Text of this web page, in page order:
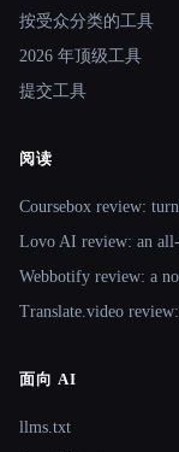
按受众分类的工具
2026 年顶级工具
提交工具
阅读
Coursebox review:
Lovo AI review: an
Webbotify review: a
Translate.video
面向 AI
llms.txt